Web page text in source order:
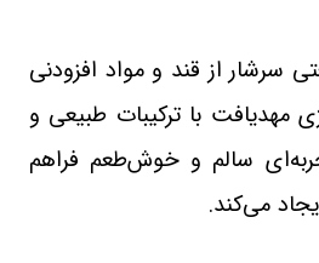
سرشار از قند و مواد افزودنی
مهدیافت با ترکیبات طبیعی و
سالم و خوش‌طعم فراهم
می‌کند.